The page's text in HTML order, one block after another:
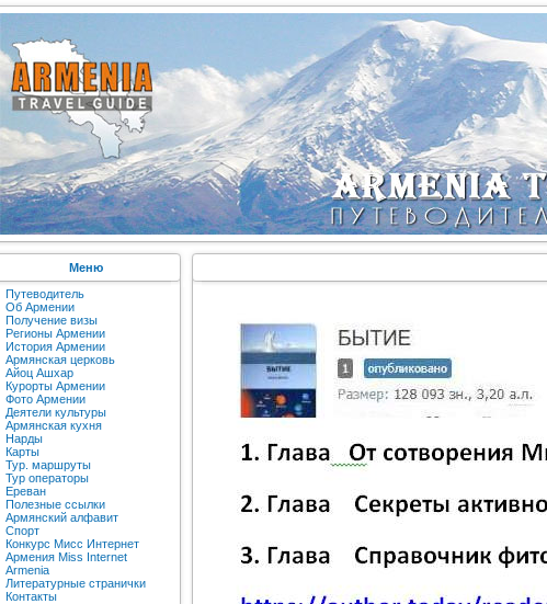
Меню
Путеводитель
Об Армении
Получение визы
Регионы Армении
История Армении
Армянская церковь
Айоц Ашхар
Курорты Армении
Фото Армении
Деятели культуры
Армянская кухня
Нарды
Карты
Тур. маршруты
Тур операторы
Ереван
Полезные ссылки
Армянский алфавит
Спорт
Конкурс Мисс Интернет
Армения Miss Internet
Armenia
Литературные странички
Контакты